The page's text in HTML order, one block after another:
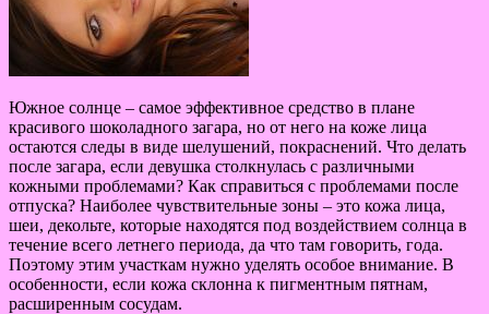
Южное солнце – самое эффективное средство в плане
красивого шоколадного загара, но от него на коже лица
остаются следы в виде шелушений, покраснений. Что делать
после загара, если девушка столкнулась с различными
кожными проблемами? Как справиться с проблемами после
отпуска? Наиболее чувствительные зоны – это кожа лица,
шеи, декольте, которые находятся под воздействием солнца в
течение всего летнего периода, да что там говорить, года.
Поэтому этим участкам нужно уделять особое внимание. В
особенности, если кожа склонна к пигментным пятнам,
расширенным сосудам.